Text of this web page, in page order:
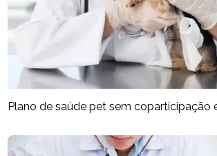
Plano de saúde pet sem coparticipação